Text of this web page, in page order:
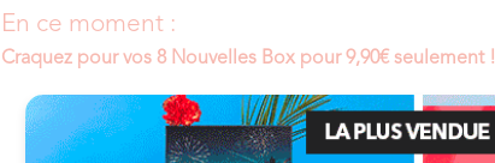
En ce moment :
Craquez pour vos 8 Nouvelles Box pour 9,90€ seulement !